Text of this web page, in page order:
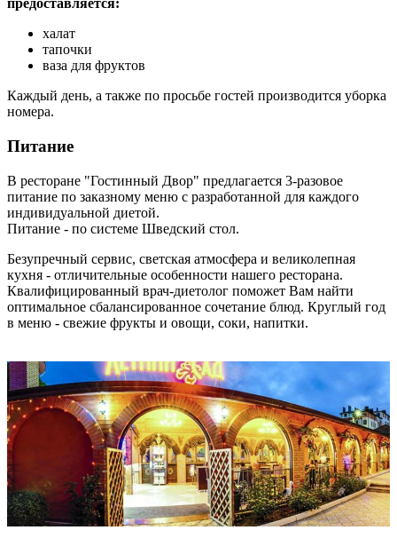
предоставляется:
халат
тапочки
ваза для фруктов
Каждый день, а также по просьбе гостей производится уборка
номера.
Питание
В ресторане "Гостинный Двор" предлагается 3-разовое
питание по заказному меню с разработанной для каждого
индивидуальной диетой.
Питание - по системе Шведский стол.
Безупречный сервис, светская атмосфера и великолепная
кухня - отличительные особенности нашего ресторана.
Квалифицированный врач-диетолог поможет Вам найти
оптимальное сбалансированное сочетание блюд. Круглый год
в меню - свежие фрукты и овощи, соки, напитки.